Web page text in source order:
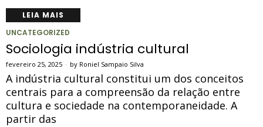
LEIA MAIS
UNCATEGORIZED
Sociologia indústria cultural
fevereiro 25, 2025 by Roniel Sampaio Silva
A indústria cultural constitui um dos conceitos
centrais para a compreensão da relação entre
cultura e sociedade na contemporaneidade. A
partir das